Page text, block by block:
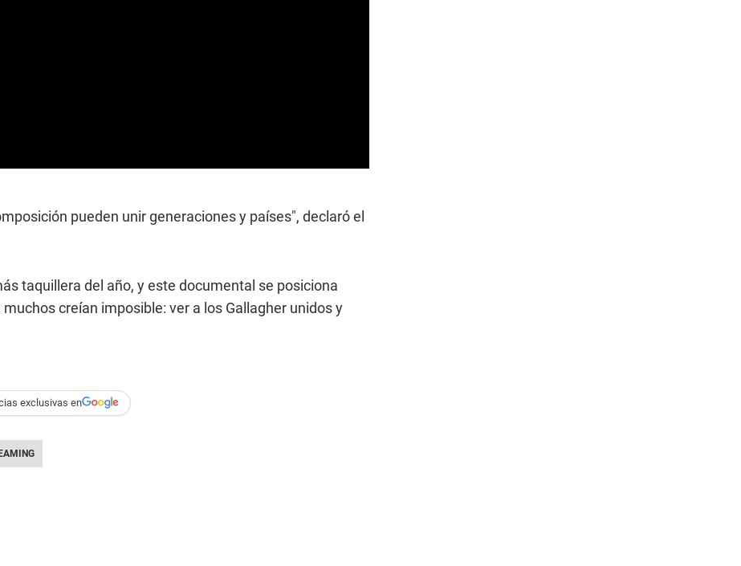
pueden unir generaciones y países", declaró el
taquillera del año, y este documental se posiciona
creían imposible: ver a los Gallagher unidos y
exclusivas en